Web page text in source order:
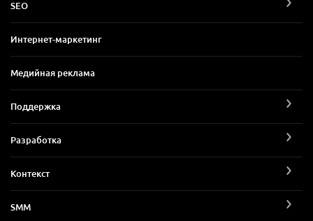
SEO
Интернет-маркетинг
Медийная реклама
Поддержка
Разработка
Контекст
SMM